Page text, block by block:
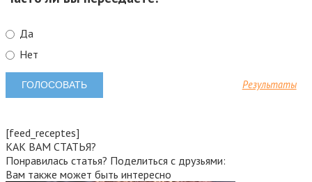
Да
Нет
Результаты
[feed_receptes]
КАК ВАМ СТАТЬЯ?
Понравилась статья? Поделиться с друзьями:
Вам также может быть интересно